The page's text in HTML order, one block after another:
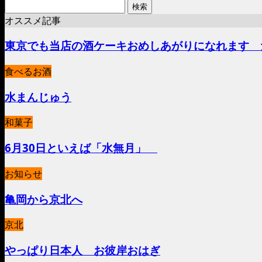
索:
オススメ記事
東京でも当店の酒ケーキおめしあがりになれます
食べるお酒
水まんじゅう
和菓子
6月30日といえば「水無月」
お知らせ
亀岡から京北へ
京北
やっぱり日本人 お彼岸おはぎ